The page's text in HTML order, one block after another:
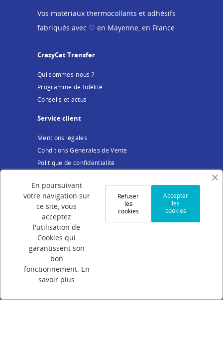
Vos matériaux thermocollants et adhésifs
fabriqués avec ♡ en Mayenne, en France
CrazyCat Transfer
Qui sommes-nous ?
Programme de fidélité
Conseils et actus
Service client
Mentions légales
Conditions Générales de Vente
Politique de confidentialité
Votre compte
Connexion
Création de compte
Suivi de commande
Programme de parrainage
En poursuivant
votre navigation sur
ce site, vous
acceptez
l'utilisation de
Cookies qui
garantissent son
bon
fonctionnement. En
savoir plus
Accepter
les
cookies
Refuser
les
cookies